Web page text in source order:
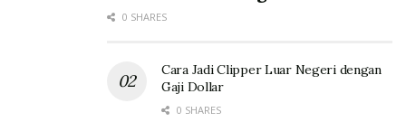
0 SHARES
Cara Jadi Clipper Luar Negeri dengan
Gaji Dollar
0 SHARES